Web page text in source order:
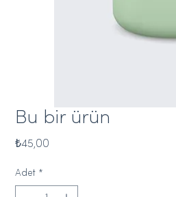
Bu bir ürün
₺45,00
Adet *